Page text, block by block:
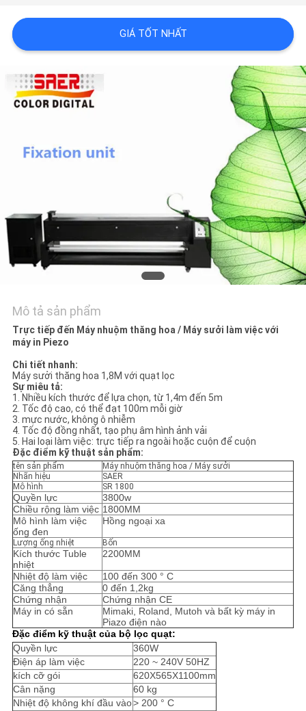
LIÊN
HỆ
CHÚNG
TÔI
TIN
TỨC
TẤT
CẢ
CÁC
HỢP
COMPANY
NEWS
SƠ
ĐỒ
TRANG
WEB
CHÍNH
SÁCH
BẢO
MẬT
GIÁ TỐT NHẤT
Mô tả sản phẩm
Trực tiếp đến Máy nhuộm thăng hoa / Máy sưởi làm việc với
máy in Piezo
Chi tiết nhanh:
Máy sưởi thăng hoa 1,8M với quạt lọc
Sự miêu tả:
1. Nhiều kích thước để lựa chọn, từ 1,4m đến 5m
2. Tốc độ cao, có thể đạt 100m mỗi giờ
3. mực nước, không ô nhiễm
4. Tốc độ đồng nhất, tạo phụ âm hình ảnh vải
5. Hai loại làm việc: trực tiếp ra ngoài hoặc cuộn để cuộn
Đặc điểm kỹ thuật sản phẩm:
tên sản phẩm
Máy nhuộm thăng hoa / Máy sưởi
Nhãn hiệu
SAER
Mô hình
SR 1800
Quyền lực
3800w
Chiều rộng làm việc 1800MM
Mô hình làm việc
ống đen
Hồng ngoại xa
Lượng ống nhiệt Bốn
Kích thước Tuble
nhiệt
2200MM
Nhiệt độ làm việc
100 đến 300 ° C
Căng thẳng
0 đến 1,2kg
Chứng nhận
Chứng nhận CE
Máy in có sẵn
Mimaki, Roland, Mutoh và bất kỳ máy in
Piazo điện nào
Đặc điểm kỹ thuật của bộ lọc quạt:
Quyền lực
360W
Điện áp làm việc
220 ~ 240V 50HZ
kích cỡ gói
620X565X1100mm
Cân nặng
60 kg
Nhiệt độ không khí đầu vào> 200 ° C